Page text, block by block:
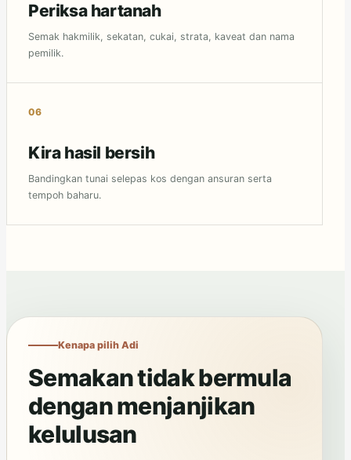
Periksa hartanah
Semak hakmilik, sekatan, cukai, strata, kaveat dan nama
pemilik.
Kira hasil bersih
Bandingkan tunai selepas kos dengan ansuran serta
tempoh baharu.
Kenapa pilih Adi
Semakan tidak bermula
dengan menjanjikan
kelulusan